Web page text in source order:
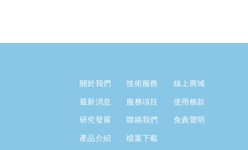
關於我們
最新消息
研究發展
產品介紹
技術服務
服務項目
聯絡我們
檔案下載
線上商城
使用條款
免責聲明